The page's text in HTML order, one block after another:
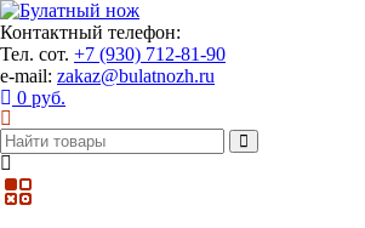
Контактный телефон:
Тел. сот. +7 (930) 712-81-90
e-mail: zakaz@bulatnozh.ru
0 руб.